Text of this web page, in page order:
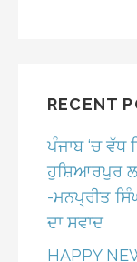
RECENT
ਪੰਜਾਬ ‘ਚ ਵੱਧ
ਹੁਸ਼ਿਆਰਪੁਰ
-ਮਨਪ੍ਰੀਤ
ਦਾ ਸਵਾਦ
HAPPY